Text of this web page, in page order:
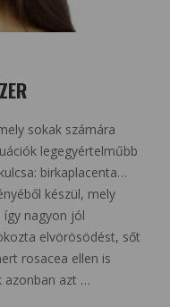
sokak számára
legegyértelműbb
birkaplacenta…
készül, mely
így nagyon jól
elvörösödést, sőt
rosacea ellen is
azonban azt …